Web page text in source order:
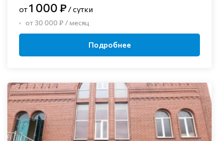
от1 000 ₽ / сутки
от 30 000 ₽ / месяц
Подробнее